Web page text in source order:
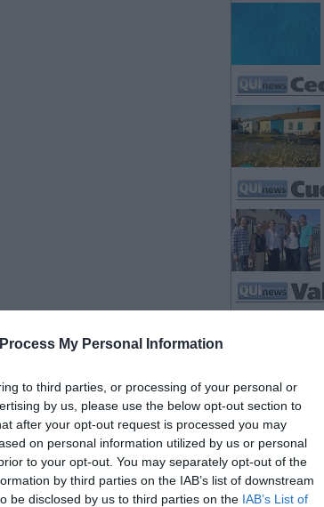
My Personal Information
to third parties, or processing of your personal or
by us, please use the below opt-out section to
after your opt-out request is processed you may
on personal information utilized by us or personal
to your opt-out. You may separately opt-out of the
by third parties on the IAB’s list of downstream
be disclosed by us to third parties on the IAB’s List of